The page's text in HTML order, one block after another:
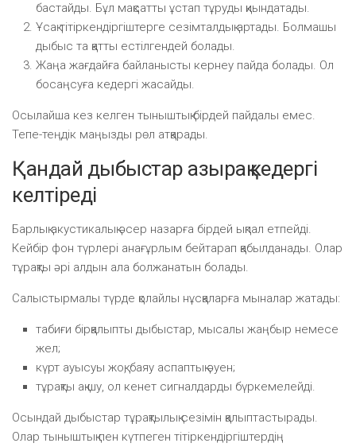
бастайды. Бұл мақсатты ұстап тұруды қиындатады.
Ұсақ тітіркендіргіштерге сезімталдық артады. Болмашы
дыбыс та қатты естілгендей болады.
Жаңа жағдайға байланысты кернеу пайда болады. Ол
босаңсуға кедергі жасайды.
Осылайша кез келген тыныштық бірдей пайдалы емес.
Тепе-теңдік маңызды рөл атқарады.
Қандай дыбыстар азырақ кедергі
келтіреді
Барлық акустикалық әсер назарға бірдей ықпал етпейді.
Кейбір фон түрлері анағұрлым бейтарап қабылданады. Олар
тұрақты әрі алдын ала болжанатын болады.
Салыстырмалы түрде қолайлы нұсқаларға мыналар жатады:
табиғи бірқалыпты дыбыстар, мысалы жаңбыр немесе
жел;
күрт ауысуы жоқ, баяу аспаптық әуен;
тұрақты ақ шу, ол кенет сигналдарды бүркемелейді.
Осындай дыбыстар тұрақтылық сезімін қалыптастырады.
Олар тыныштық пен күтпеген тітіркендіргіштердің